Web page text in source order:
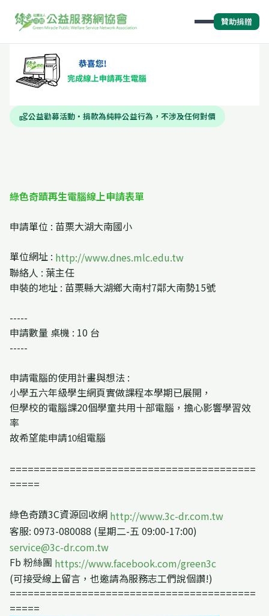
贊助捐贈
volunteer_activism公益勸募活動・捐款為純粹公益行為，不涉及任何對價
綠色奇蹟再生電腦線上申請表單
申請單位 : 苗栗大湖大南國小
單位網址 : http://www.dnes.mlc.edu.tw
聯絡人 : 葉主任
申裝的地址 : 苗栗縣大湖鄉大南村7鄰大南勢15號
-----
申請數量 桌機 : 10 台
-----
申請電腦的使用計畫與想法 :
小學五六年級學生網頁實做課程本學期已展開，
但學校的電腦課20個學童共用十部電腦，擔心影響學習效
率
故希望能申請10組電腦
=========================================
=====
綠色奇蹟3C資源回收網 http://www.3c-dr.com.tw
客服: 0973-080088 (星期二-五 09:00-17:00)
service@3c-dr.com.tw
Fb 粉絲團 https://www.facebook.com/green3c
(可接受線上留言，也邀請為服務志工們說個讚!)
=========================================
=====